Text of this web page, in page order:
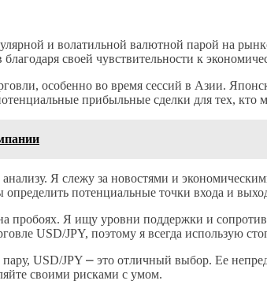
и волатильной валютной парой на
своей чувствительности к
особенно во время сессий в Азии.
прибыльные сделки для тех,
Я слежу за новостями и
потенциальные точки входа и
пробоях. Я ищу уровни поддержки и
USD/JPY, поэтому я всегда использую
USD/JPY ⎼ это отличный выбор. Ее
своими рисками с умом.